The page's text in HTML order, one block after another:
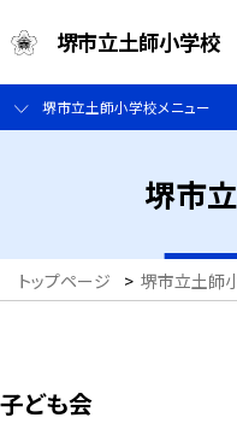
堺市立土師小学校
堺市立土師小学校メニュー
堺市
トップページ > 堺市立土師
子ども会